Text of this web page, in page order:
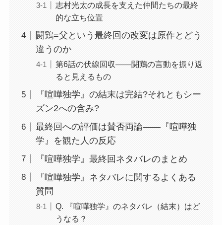
志村光太の成長を支えた仲間たちの最終
的な立ち位置
闘鶏=父という最終回の改変は原作とどう
違うのか
第6話の伏線回収——闘鶏の言動を振り返
ると見えるもの
『喧嘩独学』の結末は完結?それともシー
ズン2への含み?
最終回への評価は賛否両論——『喧嘩独
学』を観た人の反応
『喧嘩独学』最終回ネタバレのまとめ
『喧嘩独学』ネタバレに関するよくある
質問
Q. 『喧嘩独学』のネタバレ（結末）はど
うなる？